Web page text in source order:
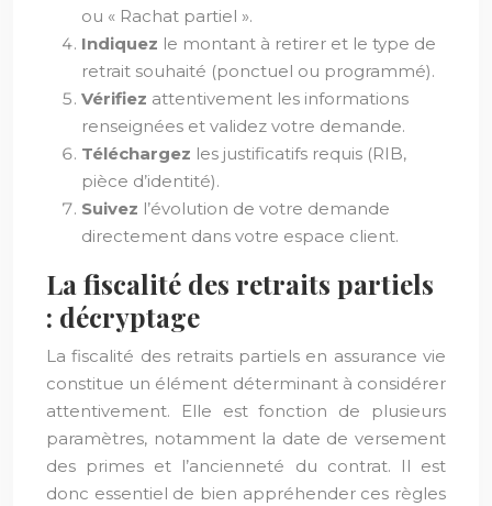
ou « Rachat partiel ».
Indiquez le montant à retirer et le type de
retrait souhaité (ponctuel ou programmé).
Vérifiez attentivement les informations
renseignées et validez votre demande.
Téléchargez les justificatifs requis (RIB,
pièce d’identité).
Suivez l’évolution de votre demande
directement dans votre espace client.
La fiscalité des retraits partiels
: décryptage
La fiscalité des retraits partiels en assurance vie
constitue un élément déterminant à considérer
attentivement. Elle est fonction de plusieurs
paramètres, notamment la date de versement
des primes et l’ancienneté du contrat. Il est
donc essentiel de bien appréhender ces règles